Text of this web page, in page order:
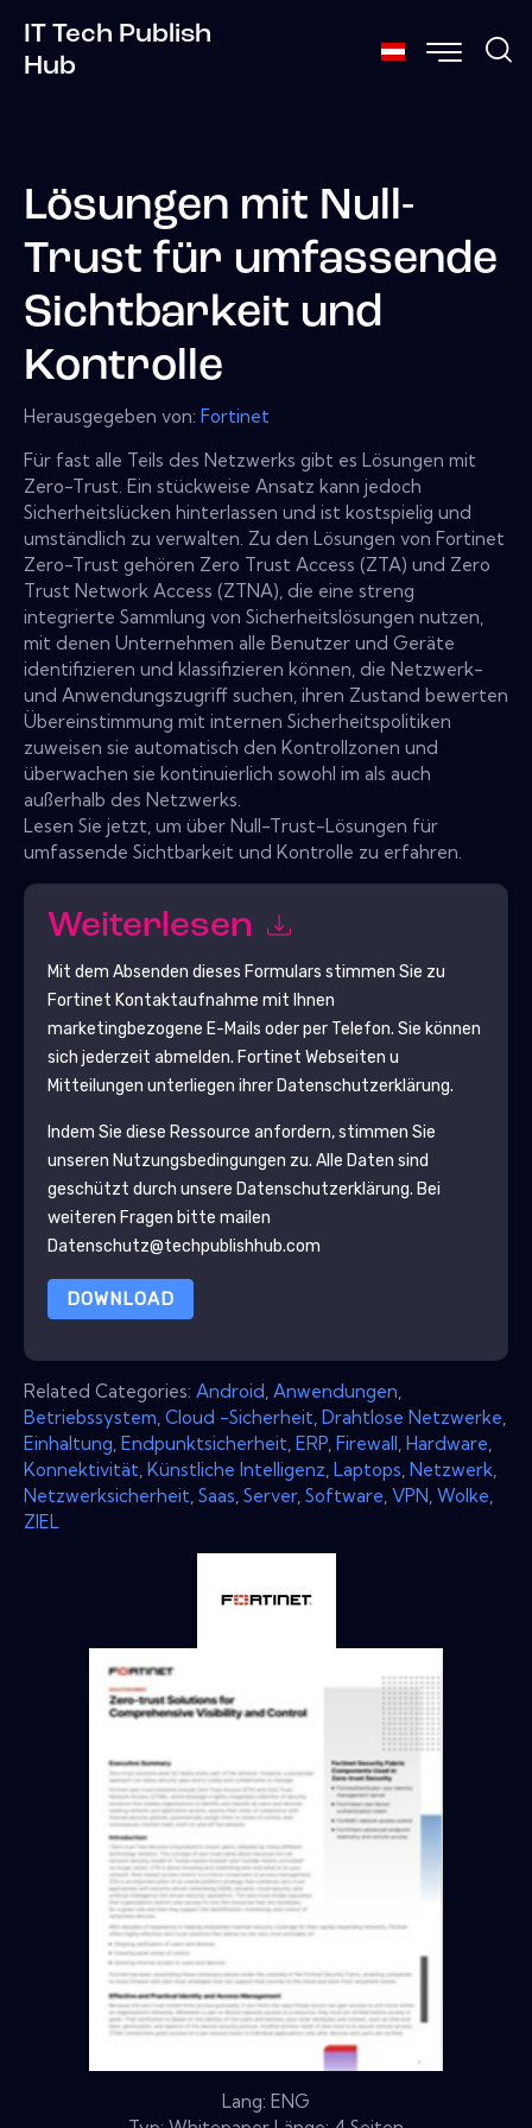
IT Tech Publish
Hub
Lösungen mit Null-
Trust für umfassende
Sichtbarkeit und
Kontrolle
Herausgegeben von: Fortinet
Für fast alle Teils des Netzwerks gibt es Lösungen mit
Zero-Trust. Ein stückweise Ansatz kann jedoch
Sicherheitslücken hinterlassen und ist kostspielig und
umständlich zu verwalten. Zu den Lösungen von Fortinet
Zero-Trust gehören Zero Trust Access (ZTA) und Zero
Trust Network Access (ZTNA), die eine streng
integrierte Sammlung von Sicherheitslösungen nutzen,
mit denen Unternehmen alle Benutzer und Geräte
identifizieren und klassifizieren können, die Netzwerk-
und Anwendungszugriff suchen, ihren Zustand bewerten
Übereinstimmung mit internen Sicherheitspolitiken
zuweisen sie automatisch den Kontrollzonen und
überwachen sie kontinuierlich sowohl im als auch
außerhalb des Netzwerks.
Lesen Sie jetzt, um über Null-Trust-Lösungen für
umfassende Sichtbarkeit und Kontrolle zu erfahren.
Weiterlesen
Mit dem Absenden dieses Formulars stimmen Sie zu
Fortinet Kontaktaufnahme mit Ihnen
marketingbezogene E-Mails oder per Telefon. Sie können
sich jederzeit abmelden. Fortinet Webseiten u
Mitteilungen unterliegen ihrer Datenschutzerklärung.
Indem Sie diese Ressource anfordern, stimmen Sie
unseren Nutzungsbedingungen zu. Alle Daten sind
geschützt durch unsere Datenschutzerklärung. Bei
weiteren Fragen bitte mailen
Datenschutz@techpublishhub.com
DOWNLOAD
Related Categories: Android Anwendungen
Betriebssystem Cloud -Sicherheit Drahtlose Netzwerke
Einhaltung Endpunktsicherheit ERP Firewall Hardware
Konnektivität Künstliche Intelligenz Laptops Netzwerk
Netzwerksicherheit Saas Server, Software VPN Wolke
ZIEL
Lang: ENG